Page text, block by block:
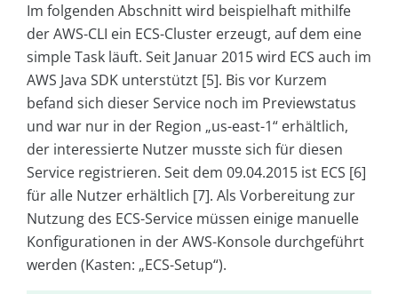
Im folgenden Abschnitt wird beispielhaft mithilfe
der AWS-CLI ein ECS-Cluster erzeugt, auf dem eine
simple Task läuft. Seit Januar 2015 wird ECS auch im
AWS Java SDK unterstützt [5]. Bis vor Kurzem
befand sich dieser Service noch im Previewstatus
und war nur in der Region „us-east-1“ erhältlich,
der interessierte Nutzer musste sich für diesen
Service registrieren. Seit dem 09.04.2015 ist ECS [6]
für alle Nutzer erhältlich [7]. Als Vorbereitung zur
Nutzung des ECS-Service müssen einige manuelle
Konfigurationen in der AWS-Konsole durchgeführt
werden (Kasten: „ECS-Setup“).